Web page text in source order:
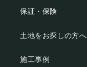
保証・保険
土地をお探しの方へ
施工事例